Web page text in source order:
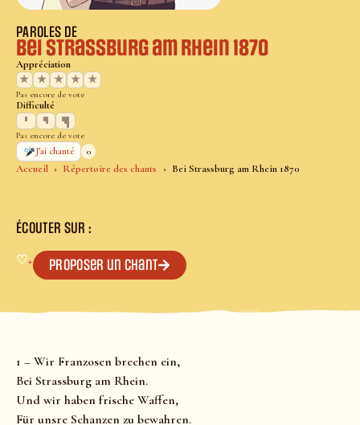
Accueil Répertoire des chants Bei Strassburg am Rhein 1870
PAROLES DE
Bei Strassburg am Rhein 1870
Appréciation
★
★ ★ ★ ★
Pas encore de vote
Difficulté
Pas encore de vote
J’ai chanté
0
ÉCOUTER SUR :
♡+ Proposer un chant
1 – Wir Franzosen brechen ein,
Bei Strassburg am Rhein.
Und wir haben frische Waffen,
Für unsre Schanzen zu bewahren.